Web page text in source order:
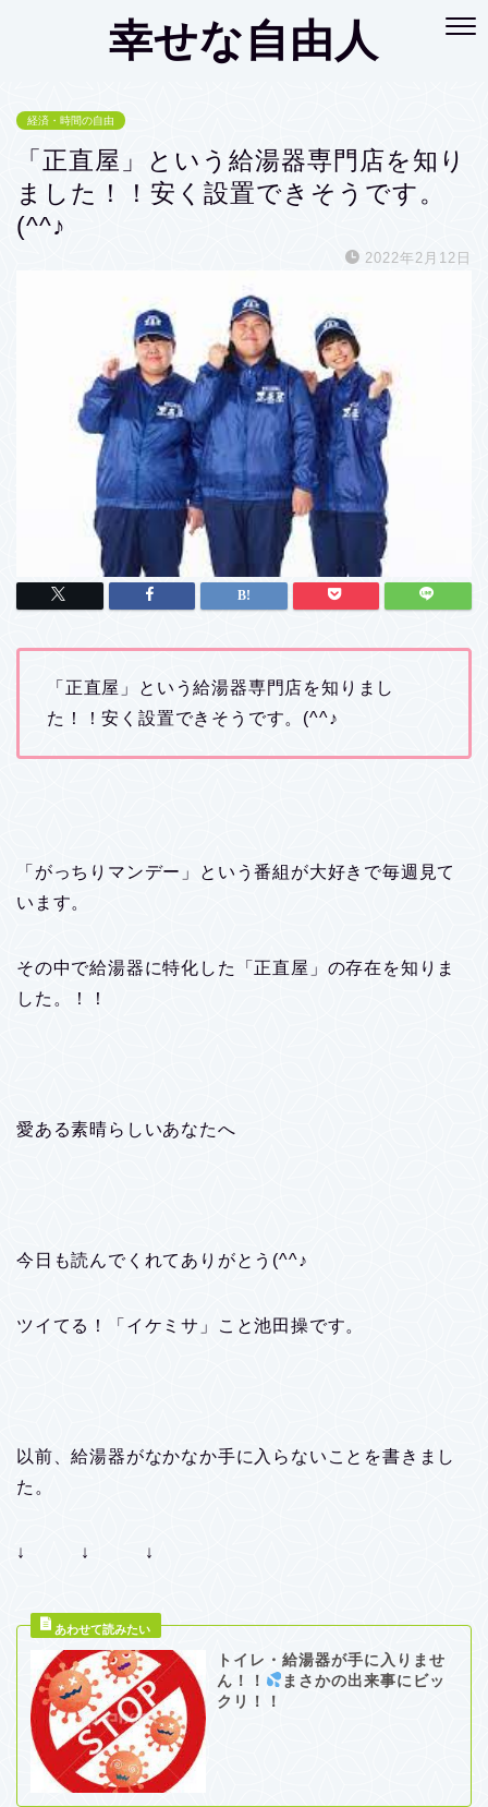
幸せな自由人
経済・時間の自由
「正直屋」という給湯器専門店を知り
ました！！安く設置できそうです。
(^^♪
2022年2月12日
「正直屋」という給湯器専門店を知りまし
た！！安く設置できそうです。(^^♪
「がっちりマンデー」という番組が大好きで毎週見て
います。
その中で給湯器に特化した「正直屋」の存在を知りま
した。！！
愛ある素晴らしいあなたへ
今日も読んでくれてありがとう(^^♪
ツイてる！「イケミサ」こと池田操です。
以前、給湯器がなかなか手に入らないことを書きまし
た。
↓ ↓ ↓
トイレ・給湯器が手に入りませ
ん！！
まさかの出来事にビッ
クリ！！